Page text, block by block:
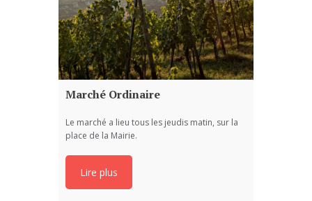
Marché Ordinaire
Le marché a lieu tous les jeudis matin, sur la
place de la Mairie.
Lire plus